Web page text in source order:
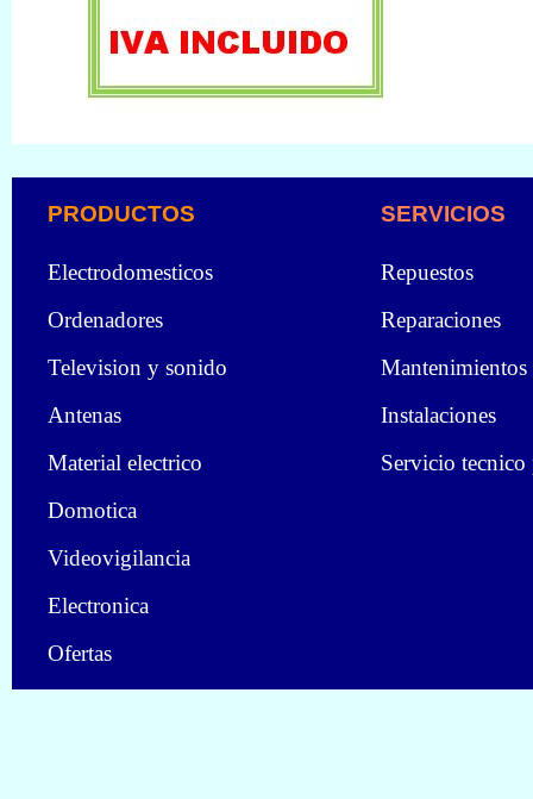
Electrodomesticos
Ordenadores
Television y sonido
Antenas
Material electrico
Domotica
Videovigilancia
Electronica
Ofertas
Repuestos
Reparaciones
Mantenimientos
Instalaciones
Servicio
SERVICIOS
PRODUCTOS